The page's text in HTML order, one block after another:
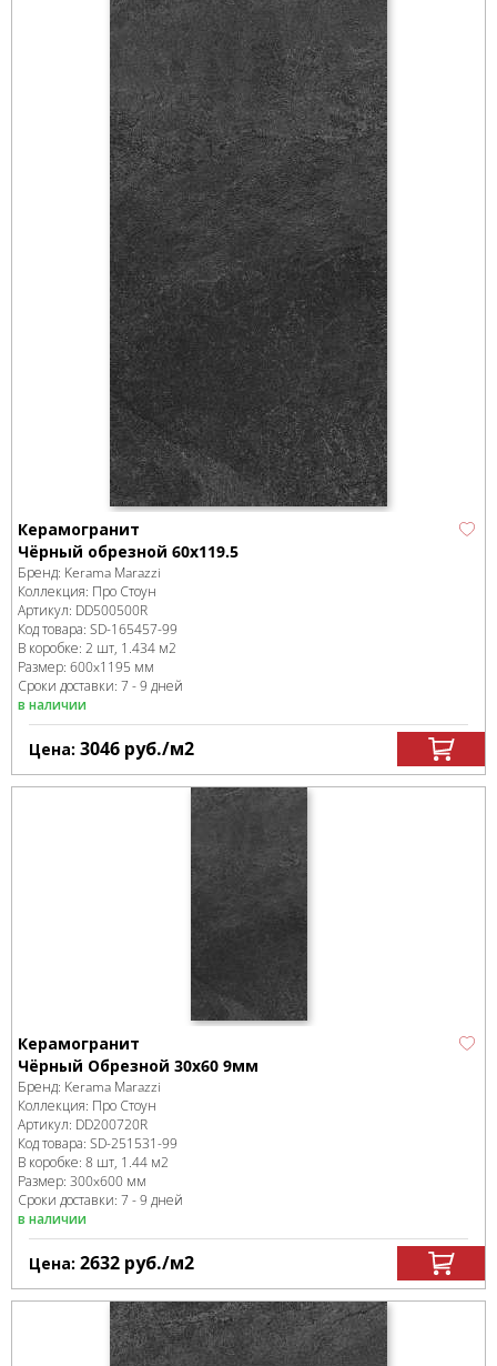
Керамогранит
Чёрный обрезной 60x119.5
Бренд: Kerama Marazzi
Коллекция: Про Стоун
Артикул: DD500500R
Код товара: SD-165457-99
В коробке: 2 шт, 1.434 м2
Размер: 600x1195 мм
Сроки доставки: 7 - 9 дней
в наличии
Цена: 3046 руб./м2
Керамогранит
Чёрный Обрезной 30x60 9мм
Бренд: Kerama Marazzi
Коллекция: Про Стоун
Артикул: DD200720R
Код товара: SD-251531-99
В коробке: 8 шт, 1.44 м2
Размер: 300x600 мм
Сроки доставки: 7 - 9 дней
в наличии
Цена: 2632 руб./м2